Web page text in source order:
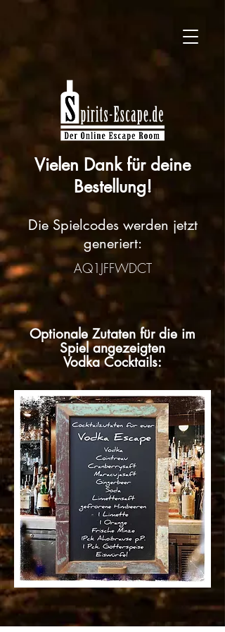
Vielen Dank für deine
Bestellung!
Die Spielcodes werden jetzt
generiert:
AQ1JFFWDCT
Optionale Zutaten für die im
Spiel angezeigten
Vodka Cocktails: